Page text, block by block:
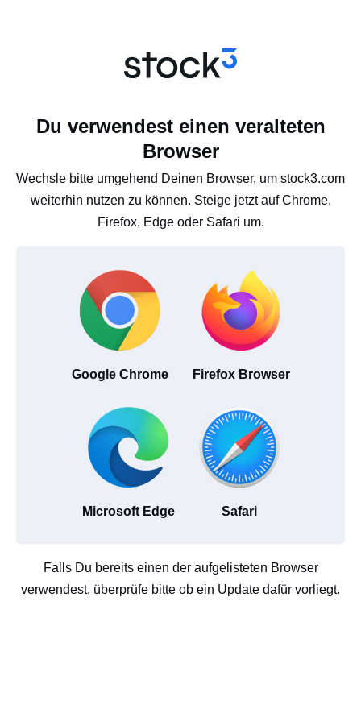
Du verwendest einen veralteten
Browser
Wechsle bitte umgehend Deinen Browser, um stock3.com
weiterhin nutzen zu können. Steige jetzt auf Chrome,
Firefox, Edge oder Safari um.
Google Chrome Firefox Browser
Microsoft Edge Safari
Falls Du bereits einen der aufgelisteten Browser
verwendest, überprüfe bitte ob ein Update dafür vorliegt.